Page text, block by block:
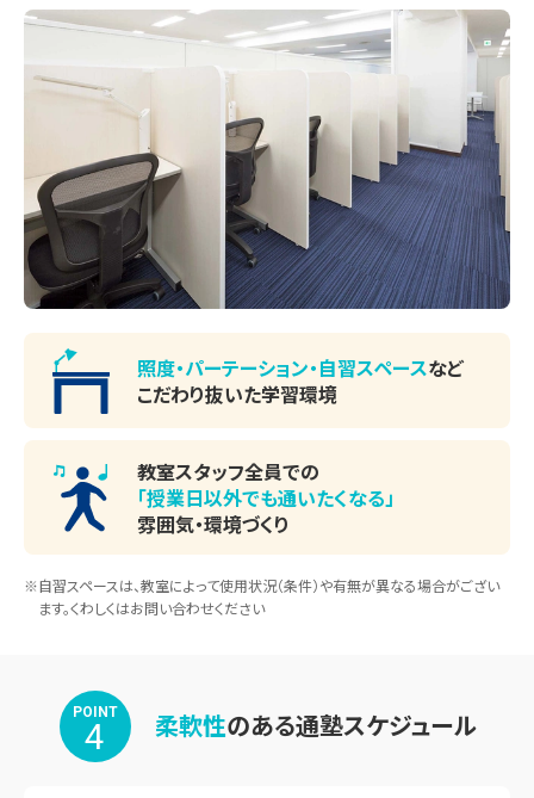
照度・パーテーション・自習スペースなど
こだわり抜いた学習環境
教室スタッフ全員での
「授業日以外でも通いたくなる」
雰囲気・環境づくり
※自習スペースは、教室によって使用状況（条件）や有無が異なる場合がござい
ます。くわしくはお問い合わせください
POINT
4 柔軟性のある通塾スケジュール